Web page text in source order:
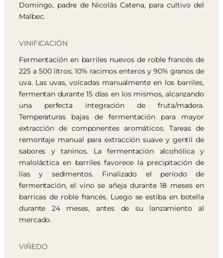
Domingo, padre de Nicolás Catena, para cultivo del
Malbec.
VINIFICACIÓN
Fermentación en barriles nuevos de roble francés de
225 a 500 litros; 10% racimos enteros y 90% granos de
uva. Las uvas, volcadas manualmente en los barriles,
fermentan durante 15 días en los mismos, alcanzando
una perfecta integración de fruta/madera.
Temperaturas bajas de fermentación para mayor
extracción de componentes aromáticos. Tareas de
remontaje manual para extracción suave y gentil de
sabores y taninos. La fermentación alcohólica y
maloláctica en barriles favorece la precipitación de
lías y sedimentos. Finalizado el período de
fermentación, el vino se añeja durante 18 meses en
barricas de roble francés. Luego se estiba en botella
durante 24 meses, antes de su lanzamiento al
mercado.
VIÑEDO